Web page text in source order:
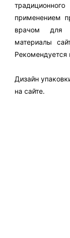
применением
врачом для
материалы
Рекомендуется
Дизайн
на сайте.